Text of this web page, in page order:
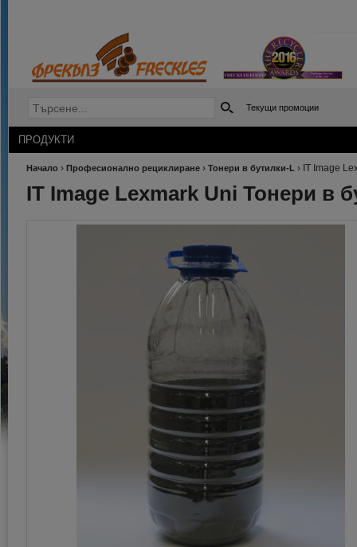
Текущи промоции
ПРОДУКТИ
Начало › Професионално рециклиране › Тонери в бутилки-L › IT Image
IT Image Lexmark Uni Тонери в